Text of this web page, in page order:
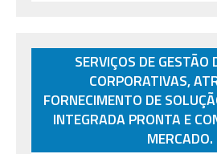
SERVIÇOS DE GESTÃO
CORPORATIVAS,
FORNECIMENTO DE
INTEGRADA PRONTA E
MERCADO.